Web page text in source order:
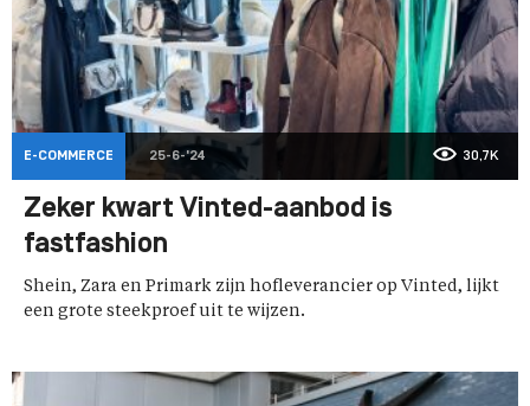
E-COMMERCE 25-6-'24 30,7K
Zeker kwart Vinted-aanbod is
fastfashion
Shein, Zara en Primark zijn hofleverancier op Vinted, lijkt
een grote steekproef uit te wijzen.